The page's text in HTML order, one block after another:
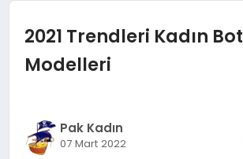
KADIN
SAĞLIK
SPOR & FITNESS
2021 Trendleri Kadın Bot
Modelleri
Pak Kadın
07 Mart 2022